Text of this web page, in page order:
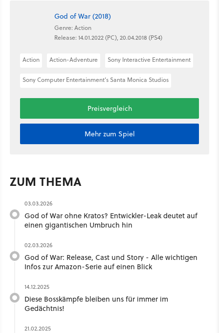
God of War (2018)
Genre: Action
Release: 14.01.2022 (PC), 20.04.2018 (PS4)
Action Action-Adventure Sony Interactive Entertainment
Sony Computer Entertainment’s Santa Monica Studios
Preisvergleich
Mehr zum Spiel
ZUM THEMA
03.03.2026
God of War ohne Kratos? Entwickler-Leak deutet auf
einen gigantischen Umbruch hin
02.03.2026
God of War: Release, Cast und Story - Alle wichtigen
Infos zur Amazon-Serie auf einen Blick
14.12.2025
Diese Bosskämpfe bleiben uns für immer im
Gedächtnis!
21.02.2025